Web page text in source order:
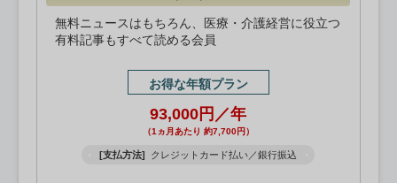
無料ニュースはもちろん、医療・介護経営に役立つ
有料記事もすべて読める会員
お得な年額プラン
93,000円／年
（1ヵ月あたり 約7,700円）
[支払方法] クレジットカード払い／銀行振込